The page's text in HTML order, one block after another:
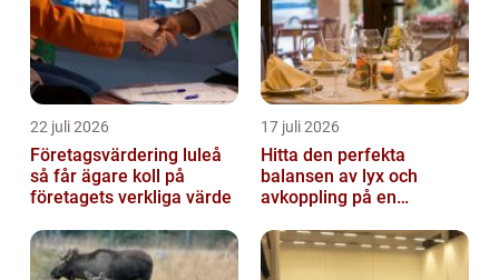
22 juli 2026
Företagsvärdering luleå
så får ägare koll på
företagets verkliga värde
17 juli 2026
Hitta den perfekta
balansen av lyx och
avkoppling på en
Östermalm